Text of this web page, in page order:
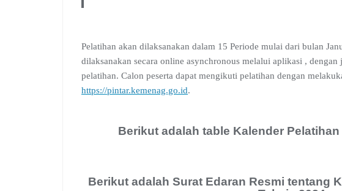
Pelatihan akan dilaksanakan dalam 15 Periode mulai dari bulan
dilaksanakan secara online asynchronous melalui aplikasi ,
pelatihan. Calon peserta dapat mengikuti pelatihan dengan
https://pintar.kemenag.go.id.
Berikut adalah table Kalender
Berikut adalah Surat Edaran Resmi tentang